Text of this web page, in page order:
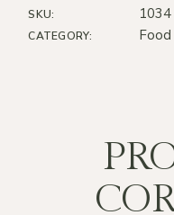
SKU: 1034
CATEGORY: Food